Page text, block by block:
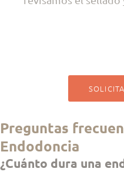
Preguntas
Endodoncia
¿Cuánto dura una